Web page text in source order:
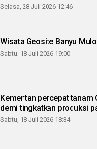
Selasa, 28 Juli 2026 12:46
Wisata Geosite Banyu
Sabtu, 18 Juli 2026 19:00
Kementan percepat tanam
demi tingkatkan produksi
Sabtu, 18 Juli 2026 18:34